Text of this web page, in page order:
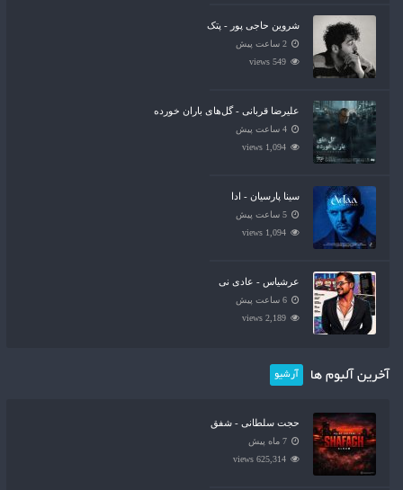
شروین حاجی پور - پتک
2 ساعت پیش
549 views
علیرضا قربانی - گل‌های باران خورده
4 ساعت پیش
1,094 views
سینا پارسیان - ادا
5 ساعت پیش
1,094 views
عرشیاس - عادی نی
6 ساعت پیش
2,189 views
آخرین آلبوم ها آرشیو
حجت سلطانی - شفق
7 ماه پیش
625,314 views